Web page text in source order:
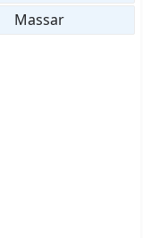
Massar